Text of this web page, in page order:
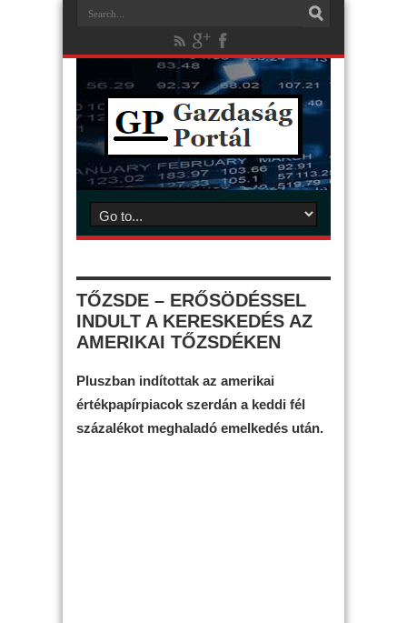
TŐZSDE – ERŐSÖDÉSSEL
INDULT A KERESKEDÉS AZ
AMERIKAI TŐZSDÉKEN
Pluszban indítottak az amerikai
értékpapírpiacok szerdán a keddi fél
százalékot meghaladó emelkedés után.